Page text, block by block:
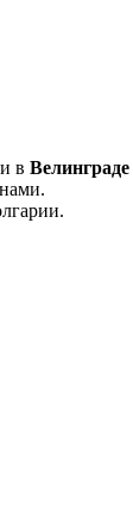
в Велинграде